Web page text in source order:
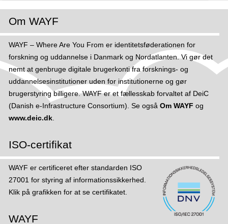
Om WAYF
WAYF – Where Are You From er identitetsføderationen for
forskning og uddannelse i Danmark og Nordatlanten. Vi gør det
nemt at genbruge digitale brugerkonti fra forsknings- og
uddannelsesinstitutioner uden for institutionerne og gør
brugerstyring billigere. WAYF er et fællesskab forvaltet af DeiC
(Danish e-Infrastructure Consortium). Se også Om WAYF og
www.deic.dk.
ISO-certifikat
WAYF er certificeret efter standarden ISO
27001 for styring af informations­sikker­hed.
Klik på grafikken for at se certifikatet.
WAYF